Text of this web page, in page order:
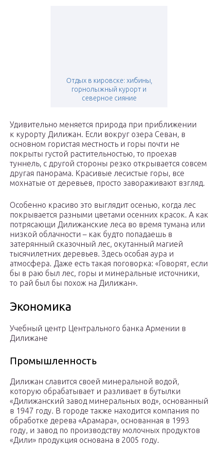
Отдых в кировске: хибины,
горнолыжный курорт и
северное сияние
Удивительно меняется природа при приближении
к курорту Дилижан. Если вокруг озера Севан, в
основном гористая местность и горы почти не
покрыты густой растительностью, то проехав
туннель, с другой стороны резко открывается совсем
другая панорама. Красивые лесистые горы, все
мохнатые от деревьев, просто завораживают взгляд.
Особенно красиво это выглядит осенью, когда лес
покрывается разными цветами осенних красок. А как
потрясающи Дилижанские леса во время тумана или
низкой облачности – как будто попадаешь в
затерянный сказочный лес, окутанный магией
тысячилетних деревьев. Здесь особая аура и
атмосфера. Даже есть такая поговорка: «Говорят, если
бы в раю был лес, горы и минеральные источники,
то рай был бы похож на Дилижан».
Экономика
Учебный центр Центрального банка Армении в
Дилижане
Промышленность
Дилижан славится своей минеральной водой,
которую обрабатывает и разливает в бутылки
«Дилижанский завод минеральных вод», основанный
в 1947 году. В городе также находится компания по
обработке дерева «Арамара», основанная в 1993
году, и завод по производству молочных продуктов
«Дили» продукция основана в 2005 году.